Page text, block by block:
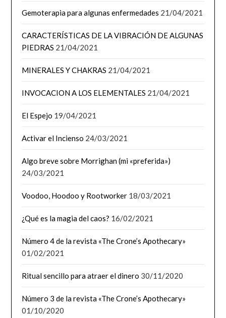
Gemoterapia para algunas enfermedades 21/04/2021
CARACTERÍSTICAS DE LA VIBRACIÓN DE ALGUNAS
PIEDRAS 21/04/2021
MINERALES Y CHAKRAS 21/04/2021
INVOCACION A LOS ELEMENTALES 21/04/2021
El Espejo 19/04/2021
Activar el Incienso 24/03/2021
Algo breve sobre Morrighan (mi «preferida»)
24/03/2021
Voodoo, Hoodoo y Rootworker 18/03/2021
¿Qué es la magia del caos? 16/02/2021
Número 4 de la revista «The Crone’s Apothecary»
01/02/2021
Ritual sencillo para atraer el dinero 30/11/2020
Número 3 de la revista «The Crone’s Apothecary»
01/10/2020